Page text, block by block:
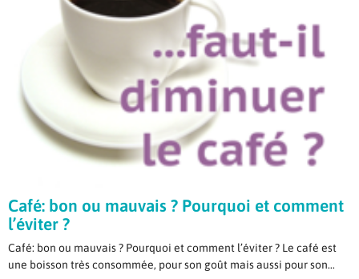
Café: bon ou mauvais ? Pourquoi et comment
l’éviter ?
Café: bon ou mauvais ? Pourquoi et comment l’éviter ? Le café est
une boisson très consommée, pour son goût mais aussi pour son...